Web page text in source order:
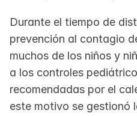
Durante el tiempo de
prevención al contagio
muchos de los niños y
a los controles
recomendadas por el
este motivo se gestionó